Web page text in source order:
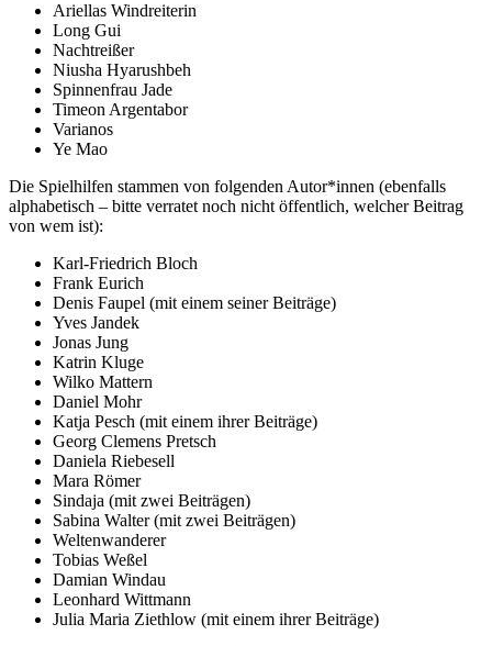
Ariellas Windreiterin
Long Gui
Nachtreißer
Niusha Hyarushbeh
Spinnenfrau Jade
Timeon Argentabor
Varianos
Ye Mao
Die Spielhilfen stammen von folgenden Autor*innen (ebenfalls
alphabetisch – bitte verratet noch nicht öffentlich, welcher Beitrag
von wem ist):
Karl-Friedrich Bloch
Frank Eurich
Denis Faupel (mit einem seiner Beiträge)
Yves Jandek
Jonas Jung
Katrin Kluge
Wilko Mattern
Daniel Mohr
Katja Pesch (mit einem ihrer Beiträge)
Georg Clemens Pretsch
Daniela Riebesell
Mara Römer
Sindaja (mit zwei Beiträgen)
Sabina Walter (mit zwei Beiträgen)
Weltenwanderer
Tobias Weßel
Damian Windau
Leonhard Wittmann
Julia Maria Ziethlow (mit einem ihrer Beiträge)